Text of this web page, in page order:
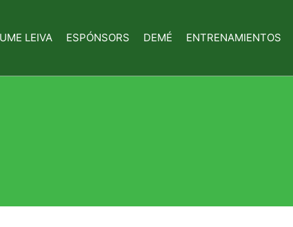
LEIVA ESPÓNSORS DEMÉ ENTRENAMIENTOS